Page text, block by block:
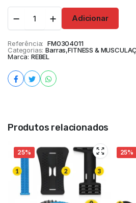
Adicionar
Referência: FM0304011
Categorias: Barras,FITNESS &
Marca: REBEL
Produtos relacionados
25% 25%